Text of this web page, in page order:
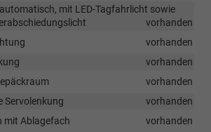
mit LED-Tagfahrlicht sowie
vorhanden
vorhanden
vorhanden
vorhanden
Servolenkung
vorhanden
mit Ablagefach
vorhanden